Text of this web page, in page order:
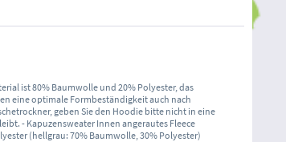
ist 80% Baumwolle und 20% Polyester, das
eine optimale Formbeständigkeit auch nach
geben Sie den Hoodie bitte nicht in eine
- Kapuzensweater Innen angerautes Fleece
(hellgrau: 70% Baumwolle, 30% Polyester)